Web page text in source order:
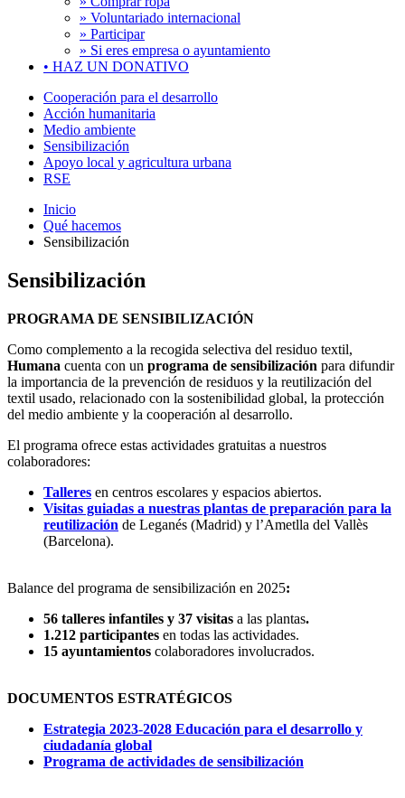
» Voluntariado internacional
» Participar
» Si eres empresa o ayuntamiento
• HAZ UN DONATIVO
Cooperación para el desarrollo
Acción humanitaria
Medio ambiente
Sensibilización
Apoyo local y agricultura urbana
RSE
Inicio
Qué hacemos
Sensibilización
Sensibilización
PROGRAMA DE SENSIBILIZACIÓN
Como complemento a la recogida selectiva del residuo textil,
Humana cuenta con un programa de sensibilización para difundir
la importancia de la prevención de residuos y la reutilización del
textil usado, relacionado con la sostenibilidad global, la protección
del medio ambiente y la cooperación al desarrollo.
El programa ofrece estas actividades gratuitas a nuestros
colaboradores:
Talleres en centros escolares y espacios abiertos.
Visitas guiadas a nuestras plantas de preparación para la
reutilización de Leganés (Madrid) y l’Ametlla del Vallès
(Barcelona).
Balance del programa de sensibilización en 2025:
56 talleres infantiles y 37 visitas a las plantas.
1.212 participantes en todas las actividades.
15 ayuntamientos colaboradores involucrados.
DOCUMENTOS ESTRATÉGICOS
Estrategia 2023-2028 Educación para el desarrollo y
ciudadanía global
Programa de actividades de sensibilización